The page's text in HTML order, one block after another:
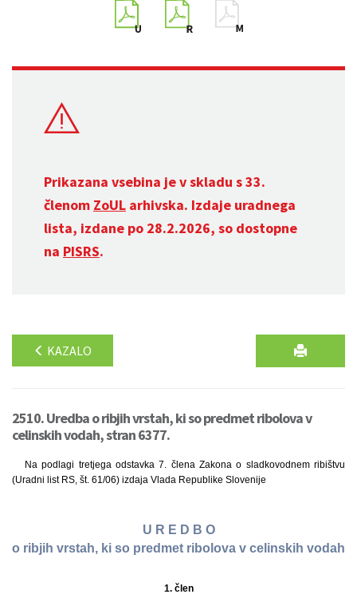
Prikazana vsebina je v skladu s 33.
členom ZoUL arhivska. Izdaje uradnega
lista, izdane po 28.2.2026, so dostopne
na PISRS.
KAZALO
2510. Uredba o ribjih vrstah, ki so predmet ribolova v
celinskih vodah, stran 6377.
Na podlagi tretjega odstavka 7. člena Zakona o sladkovodnem ribištvu
(Uradni list RS, št. 61/06) izdaja Vlada Republike Slovenije
U R E D B O
o ribjih vrstah, ki so predmet ribolova v celinskih vodah
1. člen